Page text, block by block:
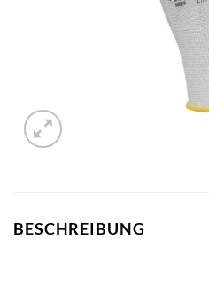
BESCHREIBUNG